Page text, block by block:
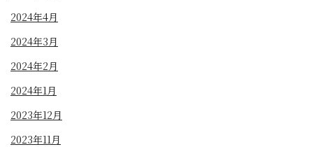
2024年4月
2024年3月
2024年2月
2024年1月
2023年12月
2023年11月